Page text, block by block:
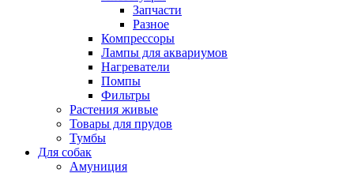
Запчасти
Разное
Компрессоры
Лампы для аквариумов
Нагреватели
Помпы
Фильтры
Растения живые
Товары для прудов
Тумбы
Для собак
Амуниция